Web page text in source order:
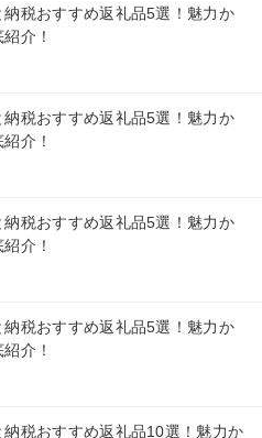
税おすすめ返礼品5選！魅力か
介！
納税おすすめ返礼品5選！魅力か
介！
税おすすめ返礼品5選！魅力か
介！
納税おすすめ返礼品5選！魅力か
介！
税おすすめ返礼品10選！魅力か